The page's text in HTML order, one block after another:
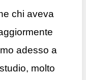
chi aveva
adesso a
molto